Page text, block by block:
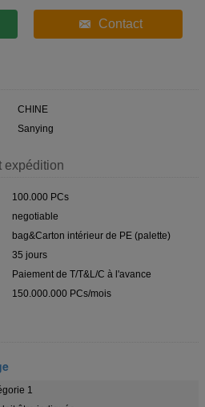
Contact
CHINE
Sanying
expédition
100.000 PCs
negotiable
bag&Carton intérieur de PE (palette)
35 jours
Paiement de T/T&L/C à l'avance
150.000.000 PCs/mois
1